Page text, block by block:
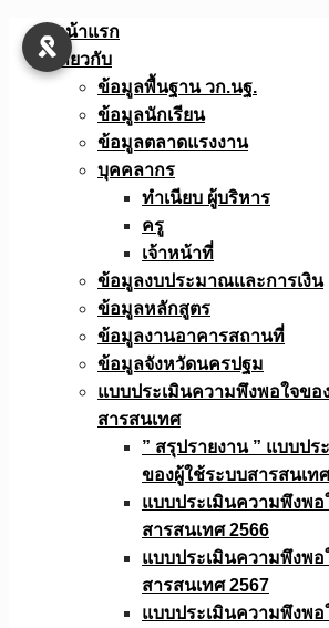
Skip
หน้าแรก
เกี่ยวกับ
ข้อมูลพื้นฐาน วก.นฐ.
ข้อมูลนักเรียน
ข้อมูลตลาดแรงงาน
บุคคลากร
ทำเนียบ ผู้บริหาร
ครู
เจ้าหน้าที่
ข้อมูลงบประมาณเเละการเงิน
ข้อมูลหลักสูตร
ข้อมูลงานอาคารสถานที่
ข้อมูลจังหวัดนครปฐม
แบบประเมินความพึงพอใจขอ
สารสนเทศ
” สรุปรายงาน ” แบบป
ของผู้ใช้ระบบสารสนเทศ
แบบประเมินความพึงพอ
สารสนเทศ 2566
แบบประเมินความพึงพอ
สารสนเทศ 2567
แบบประเมินความพึงพอ